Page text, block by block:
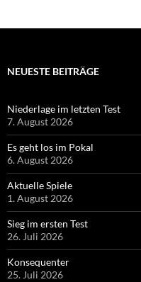
NEUESTE BEITRÄGE
Niederlage im letzten Test
7. August 2026
Es geht los im Pokal
6. August 2026
Aktuelle Spiele
1. August 2026
Sieg im ersten Test
26. Juli 2026
Konsequenter
25. Juli 2026